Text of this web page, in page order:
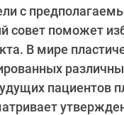
с
совет поможет
В мире
пациентов